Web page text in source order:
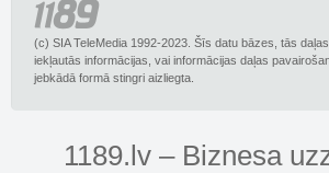
(c) SIA TeleMedia 1992-2023. Šīs datu bāzes, tās
iekļautās informācijas, vai informācijas daļas
jebkādā formā stingri aizliegta.
1189.lv – Biznesa